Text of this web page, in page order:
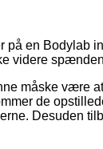
på en Bodylab
videre
måske være
de
Desuden